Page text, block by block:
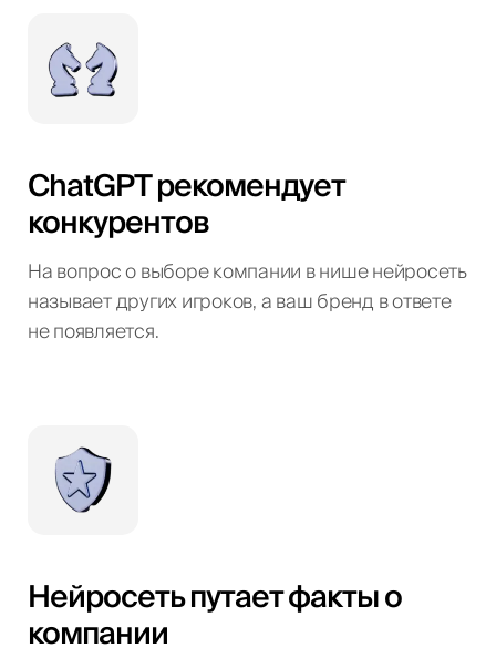
ChatGPT рекомендует
конкурентов
На вопрос о выборе компании в нише нейросеть
называет других игроков, а ваш бренд в ответе
не появляется.
Нейросеть путает факты о
компании